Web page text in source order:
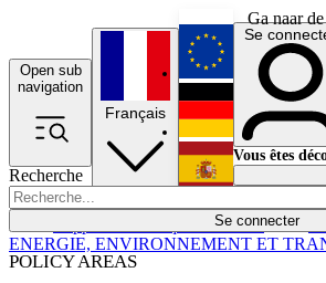
Ga naar
Open sub
navigation
Recherche
Se connecter
POLICY AREAS
Économie
Français
English
Deutsch
Español
Se
Vous êtes
ENERGIE, ENVIRONNEMENT ET